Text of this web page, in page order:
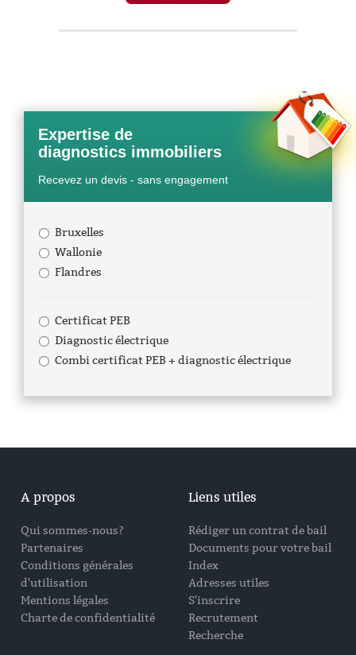
Expertise de
diagnostics immobiliers
Recevez un devis - sans engagement
Bruxelles
Wallonie
Flandres
Certificat PEB
Diagnostic électrique
Combi certificat PEB + diagnostic électrique
A propos
Qui sommes-nous?
Partenaires
Conditions générales
d'utilisation
Mentions légales
Charte de confidentialité
Liens utiles
Rédiger un contrat de bail
Documents pour votre bail
Index
Adresses utiles
S'inscrire
Recrutement
Recherche